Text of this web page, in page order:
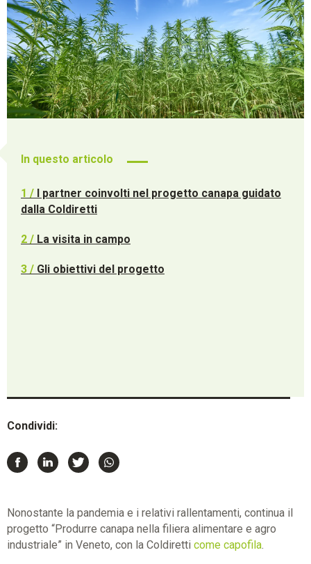
In questo articolo
1 /
I partner coinvolti nel progetto canapa guidato
dalla Coldiretti
2 / La visita in campo
3 / Gli obiettivi del progetto
Condividi:
Nonostante la pandemia e i relativi rallentamenti, continua il
progetto “Produrre canapa nella filiera alimentare e agro
industriale” in Veneto, con la Coldiretti come capofila.